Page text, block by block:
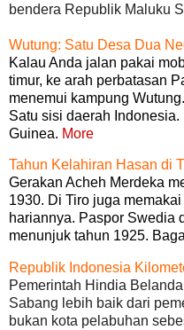
bendera Republik Maluku
Wutung: Satu Desa Dua
Kalau Anda jalan pakai
timur, ke arah perbatasan
menemui kampung
Satu sisi daerah
Guinea. More
Tahun Kelahiran Hasan di
Gerakan Acheh Merdeka
1930. Di Tiro juga
hariannya. Paspor Swedia
menunjuk tahun 1925.
Republik Indonesia
Pemerintah Hindia
Sabang lebih baik dari
bukan kota pelabuhan